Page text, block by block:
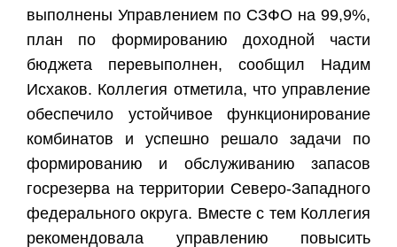
выполнены Управлением по СЗФО на 99,9%,
план по формированию доходной части
бюджета перевыполнен, сообщил Надим
Исхаков. Коллегия отметила, что управление
обеспечило устойчивое функционирование
комбинатов и успешно решало задачи по
формированию и обслуживанию запасов
госрезерва на территории Северо-Западного
федерального округа. Вместе с тем Коллегия
рекомендовала управлению повысить